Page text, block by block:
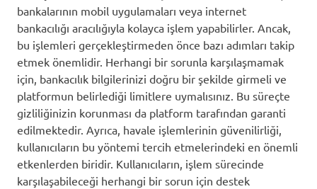
bankalarının mobil uygulamaları veya internet
bankacılığı aracılığıyla kolayca işlem yapabilirler. Ancak,
bu işlemleri gerçekleştirmeden önce bazı adımları takip
etmek önemlidir. Herhangi bir sorunla karşılaşmamak
için, bankacılık bilgilerinizi doğru bir şekilde girmeli ve
platformun belirlediği limitlere uymalısınız. Bu süreçte
gizliliğinizin korunması da platform tarafından garanti
edilmektedir. Ayrıca, havale işlemlerinin güvenilirliği,
kullanıcıların bu yöntemi tercih etmelerindeki en önemli
etkenlerden biridir. Kullanıcıların, işlem sürecinde
karşılaşabileceği herhangi bir sorun için destek